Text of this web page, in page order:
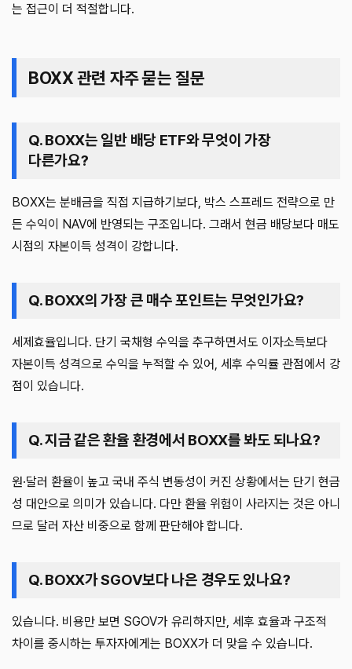
는 접근이 더 적절합니다.
BOXX 관련 자주 묻는 질문
Q. BOXX는 일반 배당 ETF와 무엇이 가장
다른가요?
BOXX는 분배금을 직접 지급하기보다, 박스 스프레드 전략으로 만
든 수익이 NAV에 반영되는 구조입니다. 그래서 현금 배당보다 매도
시점의 자본이득 성격이 강합니다.
Q. BOXX의 가장 큰 매수 포인트는 무엇인가요?
세제효율입니다. 단기 국채형 수익을 추구하면서도 이자소득보다
자본이득 성격으로 수익을 누적할 수 있어, 세후 수익률 관점에서 강
점이 있습니다.
Q. 지금 같은 환율 환경에서 BOXX를 봐도 되나요?
원·달러 환율이 높고 국내 주식 변동성이 커진 상황에서는 단기 현금
성 대안으로 의미가 있습니다. 다만 환율 위험이 사라지는 것은 아니
므로 달러 자산 비중으로 함께 판단해야 합니다.
Q. BOXX가 SGOV보다 나은 경우도 있나요?
있습니다. 비용만 보면 SGOV가 유리하지만, 세후 효율과 구조적
차이를 중시하는 투자자에게는 BOXX가 더 맞을 수 있습니다.